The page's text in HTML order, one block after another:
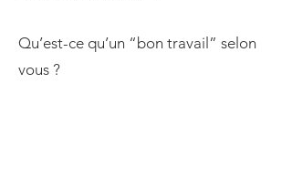
Qu’est-ce qu’un “bon travail” selon
vous ?